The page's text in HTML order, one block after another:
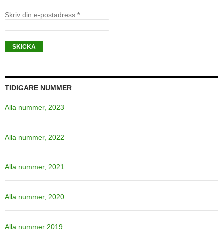
Skriv din e-postadress *
TIDIGARE NUMMER
Alla nummer, 2023
Alla nummer, 2022
Alla nummer, 2021
Alla nummer, 2020
Alla nummer 2019